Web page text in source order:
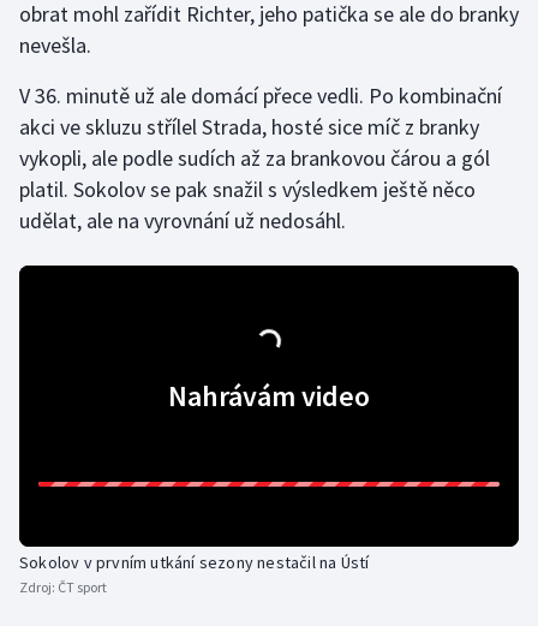
obrat mohl zařídit Richter, jeho patička se ale do branky
nevešla.
V 36. minutě už ale domácí přece vedli. Po kombinační
akci ve skluzu střílel Strada, hosté sice míč z branky
vykopli, ale podle sudích až za brankovou čárou a gól
platil. Sokolov se pak snažil s výsledkem ještě něco
udělat, ale na vyrovnání už nedosáhl.
Nahrávám video
Sokolov v prvním utkání sezony nestačil na Ústí
Zdroj: ČT sport